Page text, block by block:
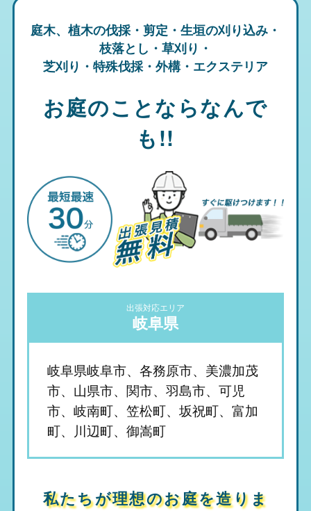
庭木、植木の伐採・剪定・生垣の刈り込み・
枝落とし・草刈り・
芝刈り・特殊伐採・外構・エクステリア
お庭のことならなんで
も!!
出張対応エリア
岐阜県
岐阜県岐阜市、各務原市、美濃加茂
市、山県市、関市、羽島市、可児
市、岐南町、笠松町、坂祝町、富加
町、川辺町、御嵩町
私たちが理想のお庭を造りま